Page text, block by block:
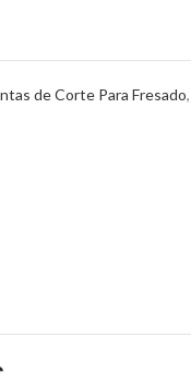
de Corte Para Fresado,